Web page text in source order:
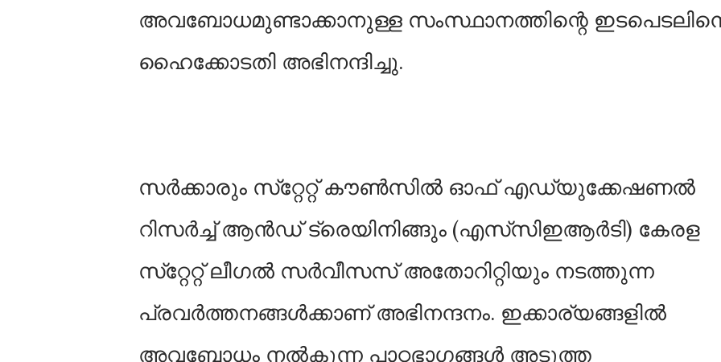
അവബോധമുണ്ടാക്കാനുള്ള സംസ്ഥാനത്തിന്റെ
ഹൈക്കോടതി അഭിനന്ദിച്ചു.
സർക്കാരും സ്‌റ്റേറ്റ് കൗൺസിൽ ഓഫ് എഡ്യുക്കേഷണൽ
റിസർച്ച് ആൻഡ് ട്രെയിനിങ്ങും (എസ്‌സിഇആർടി) കേരള
സ്‌റ്റേറ്റ്‌ ലീഗൽ സർവീസസ്‌ അതോറിറ്റിയും നടത്തുന്ന
പ്രവർത്തനങ്ങൾക്കാണ്‌ അഭിനന്ദനം. ഇക്കാര്യങ്ങളിൽ
അവബോധം നൽകുന്ന പാഠഭാഗങ്ങൾ അടുത്ത